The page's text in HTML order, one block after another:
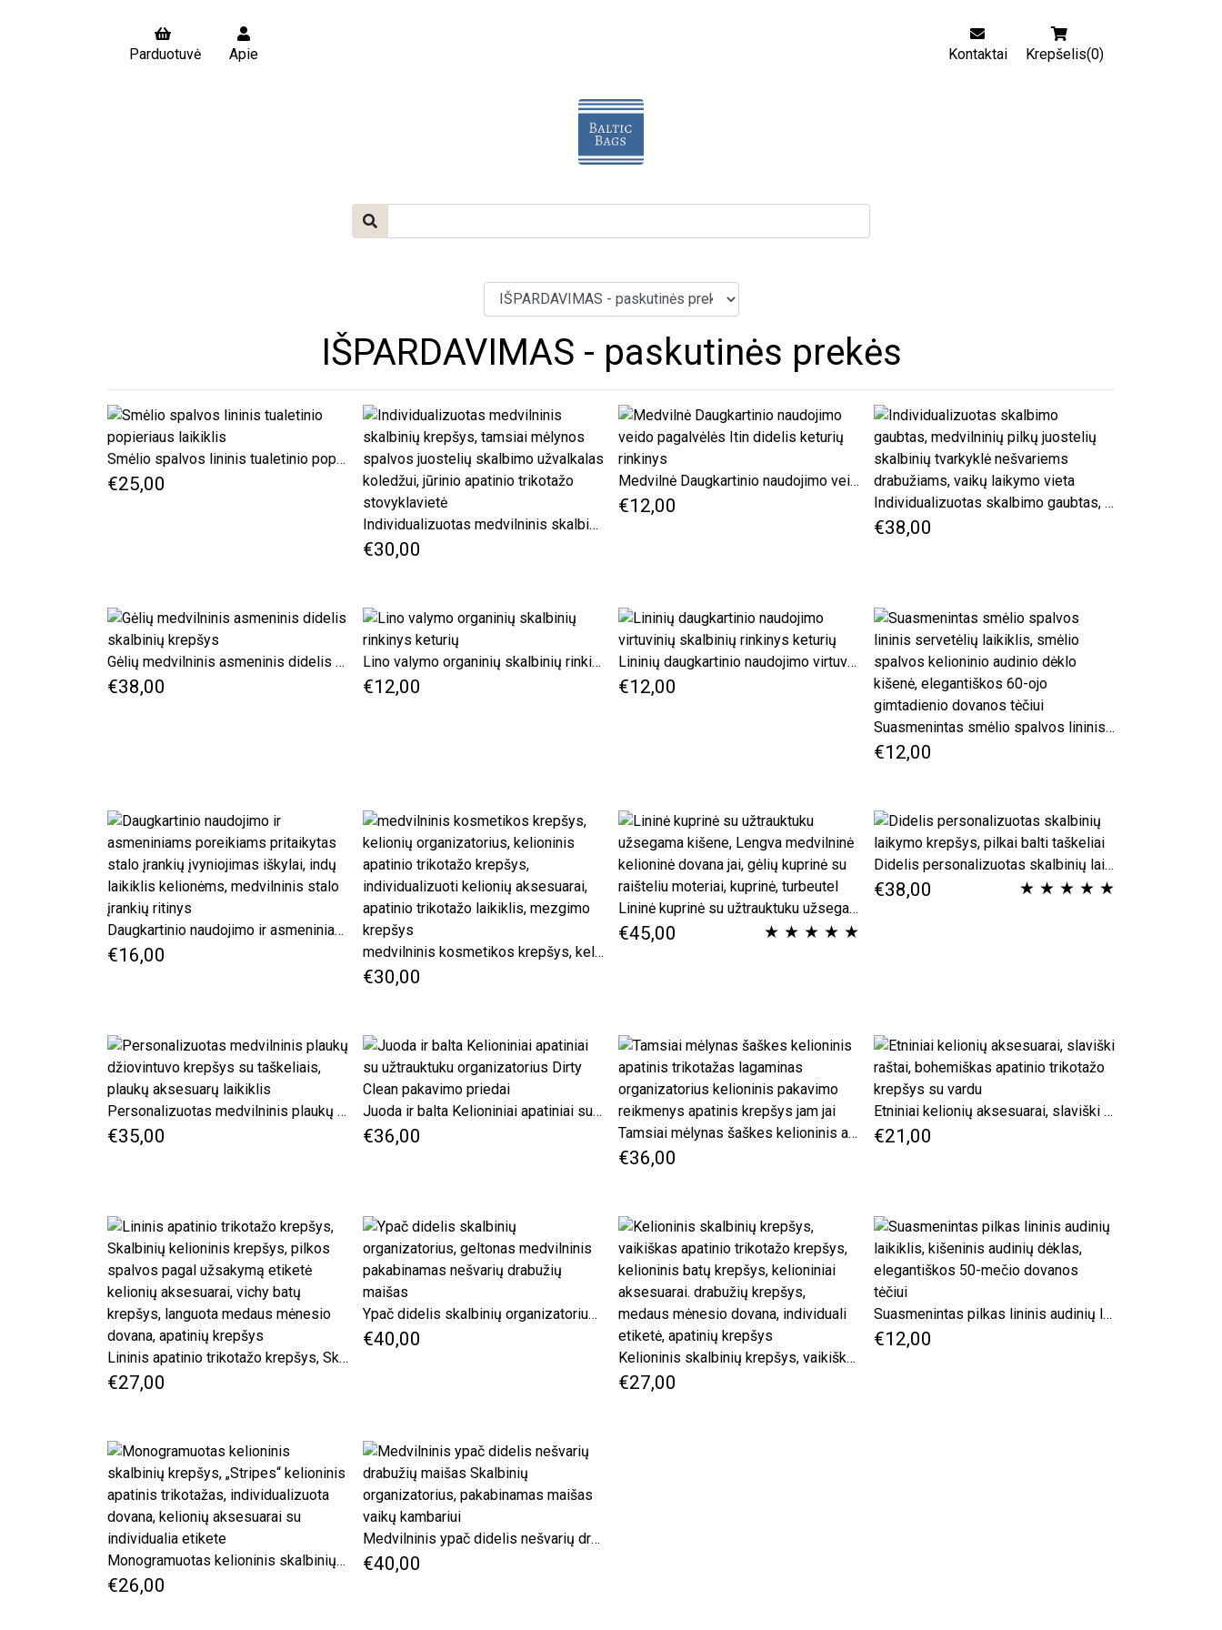
Parduotuvė Apie Kontaktai Krepšelis(0)
IŠPARDAVIMAS - paskutinės prekės
Smėlio spalvos lininis tualetinio popieriaus laikiklis
€25,00
Individualizuotas medvilninis skalbinių krepšys, tamsiai mėlynos spalvos juostelių skalbimo užvalkalas koledžui, jūrinio apatinio trikotažo stovyklavietė
€30,00
Medvilnė Daugkartinio naudojimo veido pagalvėlės Itin didelis keturių rinkinys
€12,00 Individualizuotas skalbimo gaubtas, medvilninių pilkų juostelių skalbinių tvarkyklė nešvariems drabužiams, vaikų laikymo vieta
€38,00
Gėlių medvilninis asmeninis didelis skalbinių krepšys
€38,00
Lino valymo organinių skalbinių rinkinys keturių
€12,00
Lininių daugkartinio naudojimo virtuvinių skalbinių rinkinys keturių
€12,00
Suasmenintas smėlio spalvos lininis servetėlių laikiklis, smėlio spalvos kelioninio audinio dėklo kišenė, elegantiškos 60-ojo gimtadienio dovanos tėčiui
€12,00
Daugkartinio naudojimo ir asmeniniams poreikiams pritaikytas stalo įrankių įvyniojimas iškylai, indų laikiklis kelionėms, medvilninis stalo įrankių ritinys
€16,00 medvilninis kosmetikos krepšys, kelionių organizatorius, kelioninis apatinio trikotažo krepšys, individualizuoti kelionių aksesuarai, apatinio trikotažo laikiklis, mezgimo krepšys
€30,00
Lininė kuprinė su užtrauktuku užsegama kišene, Lengva medvilninė kelioninė dovana jai, gėlių kuprinė su raišteliu moteriai, kuprinė, turbeutel
€45,00 ★ ★ ★ ★ ★
Didelis personalizuotas skalbinių laikymo krepšys, pilkai balti taškeliai
€38,00 ★ ★ ★ ★ ★
Personalizuotas medvilninis plaukų džiovintuvo krepšys su taškeliais, plaukų aksesuarų laikiklis
€35,00
Juoda ir balta Kelioniniai apatiniai su užtrauktuku organizatorius Dirty Clean pakavimo priedai
€36,00 Tamsiai mėlynas šaškes kelioninis apatinis trikotažas lagaminas organizatorius kelioninis pakavimo reikmenys apatinis krepšys jam jai
€36,00
Etniniai kelionių aksesuarai, slaviški raštai, bohemiškas apatinio trikotažo krepšys su vardu
€21,00
Lininis apatinio trikotažo krepšys, Skalbinių kelioninis krepšys, pilkos spalvos pagal užsakymą etiketė kelionių aksesuarai, vichy batų krepšys, languota medaus mėnesio dovana, apatinių krepšys
€27,00
Ypač didelis skalbinių organizatorius, geltonas medvilninis pakabinamas nešvarių drabužių maišas
€40,00
Kelioninis skalbinių krepšys, vaikiškas apatinio trikotažo krepšys, kelioninis batų krepšys, kelioniniai aksesuarai. drabužių krepšys, medaus mėnesio dovana, individuali etiketė, apatinių krepšys
€27,00
Suasmenintas pilkas lininis audinių laikiklis, kišeninis audinių dėklas, elegantiškos 50-mečio dovanos tėčiui
€12,00
Monogramuotas kelioninis skalbinių krepšys, „Stripes“ kelioninis apatinis trikotažas, individualizuota dovana, kelionių aksesuarai su individualia etikete
€26,00
Medvilninis ypač didelis nešvarių drabužių maišas Skalbinių organizatorius, pakabinamas maišas vaikų kambariui
€40,00